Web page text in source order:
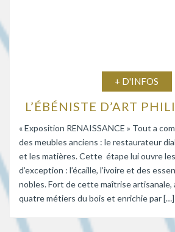
+ D'INFOS
« Exposition RENAISSANCE » Tout a
des meubles anciens : le restaurateur
et les matières. Cette étape lui ouvre
d’exception : l’écaille, l’ivoire et des
nobles. Fort de cette maîtrise artisanale,
quatre métiers du bois et enrichie par […]